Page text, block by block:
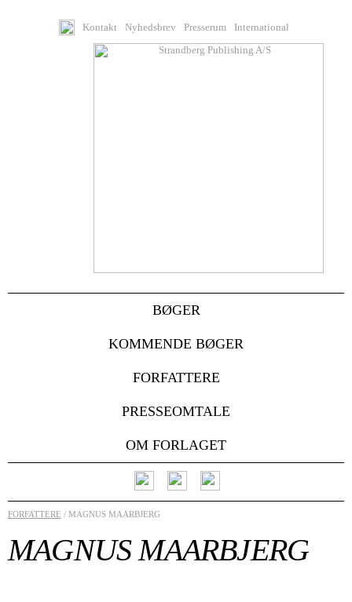
Kontakt Nyhedsbrev Presserum International
BØGER
KOMMENDE BØGER
FORFATTERE
PRESSEOMTALE
OM FORLAGET
FORFATTERE / MAGNUS MAARBJERG
MAGNUS MAARBJERG